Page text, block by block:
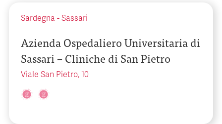
Sardegna - Sassari
Azienda Ospedaliero Universitaria di
Sassari – Cliniche di San Pietro
Viale San Pietro, 10